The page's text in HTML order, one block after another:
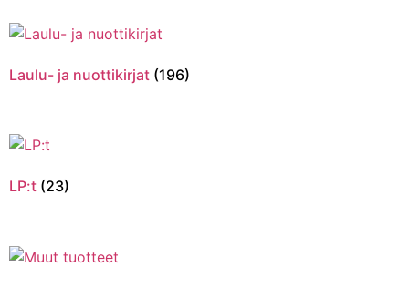
Laulu- ja nuottikirjat (196)
LP:t (23)